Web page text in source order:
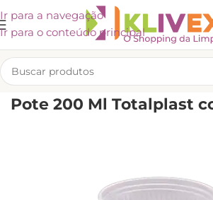
Ir para a navegação
Ir para o conteúdo principal
INÍCIO/KLIVEX
Pote 200 Ml Totalplast